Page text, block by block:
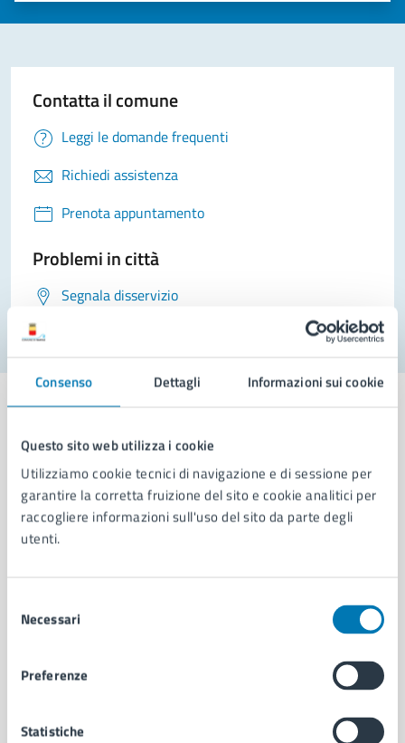
Consenso Dettagli Informazioni sui cookie
Questo sito web utilizza i cookie
Utilizziamo cookie tecnici di navigazione e di sessione per
garantire la corretta fruizione del sito e cookie analitici per
raccogliere informazioni sull'uso del sito da parte degli
utenti.
delNecessari
Preferenze
Statistiche
Contatta il comune
Leggi le domande frequenti
Richiedi assistenza
Prenota appuntamento
Problemi in città
Segnala disservizio
Comune di Napoli
AMMINISTRAZIONE
Uffici
Personale amministrativo
Intranet, posta aziendale e protocollo